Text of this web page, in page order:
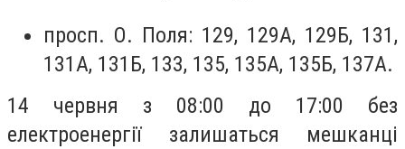
просп. О. Поля: 129, 129А, 129Б, 131,
131А, 131Б, 133, 135, 135А, 135Б, 137А.
14 червня з 08:00 до 17:00 без
електроенергії залишаться мешканці